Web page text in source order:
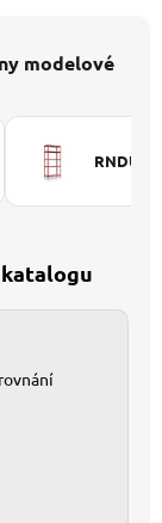
modelové
RNDU-